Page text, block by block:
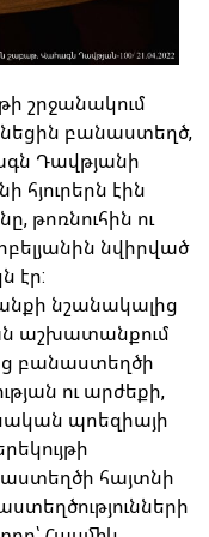
շրջանակում
բանաստեղծ,
Դավթյանի
հյուրերն էին
թոռնուհին ու
նվիրված
էր:
նշանակալից
աշխատանքում
բանաստեղծի
ու արժեքի,
պոեզիայի
հայտնի